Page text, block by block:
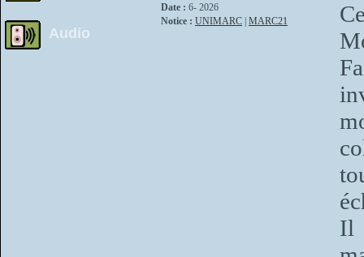
Audio
Date : 6- 2026
Notice : UNIMARC MARC21
Il